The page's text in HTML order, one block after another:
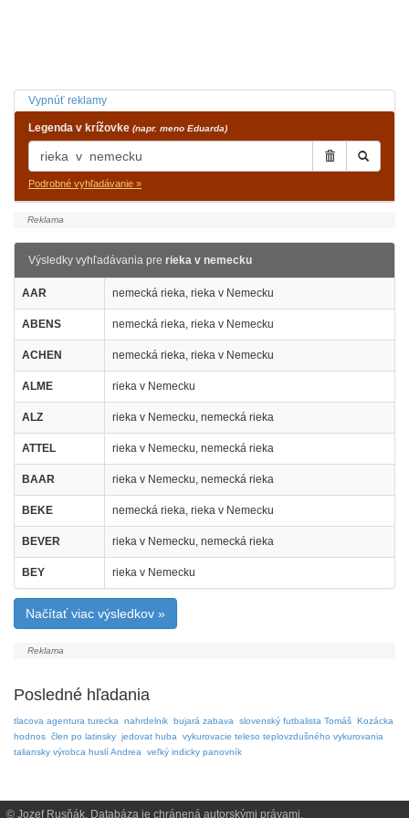
Vypnúť reklamy
Legenda v krížovke (napr. meno Eduarda)
Podrobné vyhľadávanie »
Výsledky vyhľadávania pre rieka v nemecku
AAR nemecká rieka, rieka v Nemecku
ABENS nemecká rieka, rieka v Nemecku
ACHEN nemecká rieka, rieka v Nemecku
ALME rieka v Nemecku
ALZ rieka v Nemecku, nemecká rieka
ATTEL rieka v Nemecku, nemecká rieka
BAAR rieka v Nemecku, nemecká rieka
BEKE nemecká rieka, rieka v Nemecku
BEVER rieka v Nemecku, nemecká rieka
BEY rieka v Nemecku
Načítať viac výsledkov »
Posledné hľadania
tlacova agentura turecka nahrdelnik bujará zabava slovenský futbalista Tomáš Kozácka
hodnos člen po latinsky jedovat huba
vykurovacie teleso teplovzdušného vykurovania
taliansky výrobca huslí Andrea
veľký indicky panovník
© Jozef Rusňák. Databáza je chránená autorskými právami.